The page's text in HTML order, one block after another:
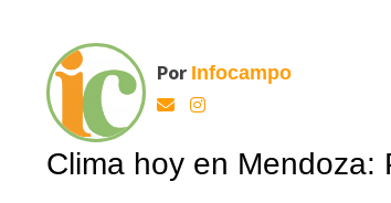
Por Infocampo
Clima hoy en